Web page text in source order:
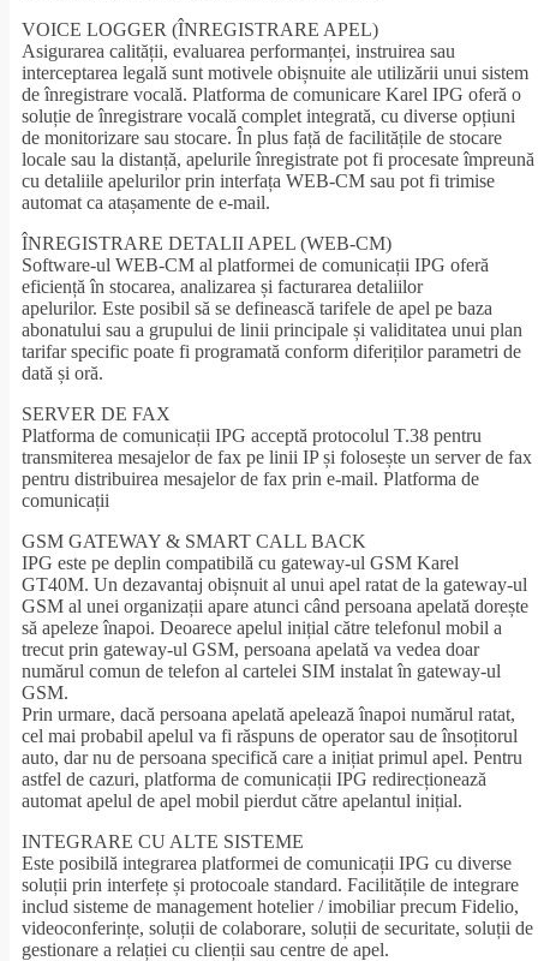
VOICE LOGGER (ÎNREGISTRARE APEL)
Asigurarea calității, evaluarea performanței, instruirea sau
interceptarea legală sunt motivele obișnuite ale utilizării unui sistem
de înregistrare vocală. Platforma de comunicare Karel IPG oferă o
soluție de înregistrare vocală complet integrată, cu diverse opțiuni
de monitorizare sau stocare. În plus față de facilitățile de stocare
locale sau la distanță, apelurile înregistrate pot fi procesate împreună
cu detaliile apelurilor prin interfața WEB-CM sau pot fi trimise
automat ca atașamente de e-mail.
ÎNREGISTRARE DETALII APEL (WEB-CM)
Software-ul WEB-CM al platformei de comunicații IPG oferă
eficiență în stocarea, analizarea și facturarea detaliilor
apelurilor. Este posibil să se definească tarifele de apel pe baza
abonatului sau a grupului de linii principale și validitatea unui plan
tarifar specific poate fi programată conform diferiților parametri de
dată și oră.
SERVER DE FAX
Platforma de comunicații IPG acceptă protocolul T.38 pentru
transmiterea mesajelor de fax pe linii IP și folosește un server de fax
pentru distribuirea mesajelor de fax prin e-mail. Platforma de
comunicații
GSM GATEWAY & SMART CALL BACK
IPG este pe deplin compatibilă cu gateway-ul GSM Karel
GT40M. Un dezavantaj obișnuit al unui apel ratat de la gateway-ul
GSM al unei organizații apare atunci când persoana apelată dorește
să apeleze înapoi. Deoarece apelul inițial către telefonul mobil a
trecut prin gateway-ul GSM, persoana apelată va vedea doar
numărul comun de telefon al cartelei SIM instalat în gateway-ul
GSM.
Prin urmare, dacă persoana apelată apelează înapoi numărul ratat,
cel mai probabil apelul va fi răspuns de operator sau de însoțitorul
auto, dar nu de persoana specifică care a inițiat primul apel. Pentru
astfel de cazuri, platforma de comunicații IPG redirecționează
automat apelul de apel mobil pierdut către apelantul inițial.
INTEGRARE CU ALTE SISTEME
Este posibilă integrarea platformei de comunicații IPG cu diverse
soluții prin interfețe și protocoale standard. Facilitățile de integrare
includ sisteme de management hotelier / imobiliar precum Fidelio,
videoconferințe, soluții de colaborare, soluții de securitate, soluții de
gestionare a relației cu clienții sau centre de apel.